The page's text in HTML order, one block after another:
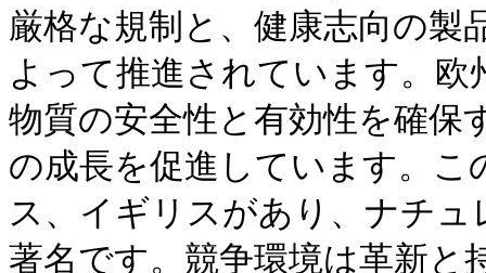
厳格な規制と、健康志向の製
よって推進されています。欧
物質の安全性と有効性を確保
の成長を促進しています。
ス、イギリスがあり、ナチ
著名です。競争環境は革新と